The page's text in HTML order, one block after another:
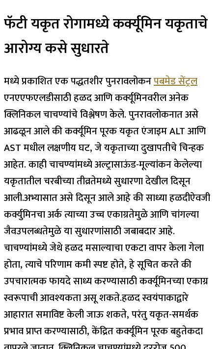
फॅटी यकृत रोगामध्ये कर्क्यूमिन यकृताचे
आरोग्य कसे सुधारते
मध्ये प्रकाशित एक पद्धतशीर पुनरावलोकनपबमेड सेंट्रल
एनएएफएलडीसाठी हळद आणि कर्क्यूमिनवरील अनेक
क्लिनिकल चाचण्यांचे विश्लेषण केले. पुनरावलोकनात असे
आढळून आले की कर्क्यूमिन पूरक यकृत एंजाइम ALT आणि
AST मधील लक्षणीय घट, जे यकृताच्या दुखापतीचे चिन्हक
आहेत. काही चाचण्यांमध्ये अल्ट्रासाऊंड-मूल्यांकन केलेल्या
यकृतातील चरबीच्या तीव्रतेमध्ये सुधारणा देखील दिसून
आली.अभ्यासात असे दिसून आले आहे की साध्या हळदीऐवजी
कर्क्युमिनचा अर्क त्याच्या उच्च एकाग्रतेमुळे आणि चांगल्या
जैवउपलब्धतेमुळे या सुधारणांसाठी जबाबदार आहे.
चाचण्यांमध्ये जेथे हळद मसाल्याचा एकटा वापर केला गेला
होता, त्याचे परिणाम कमी स्पष्ट होते, हे सूचित करते की
उपचारात्मक फायदे साध्य करण्यासाठी कर्क्यूमिनच्या एकाग्र
स्वरूपाची आवश्यकता असू शकते.हळद स्वयंपाकाद्वारे
आहारात समाविष्ट केली जाऊ शकते, परंतु यकृत-समर्थक
प्रभाव प्राप्त करण्यासाठी, केंद्रित कर्क्यूमिन पूरक बहुतेकदा